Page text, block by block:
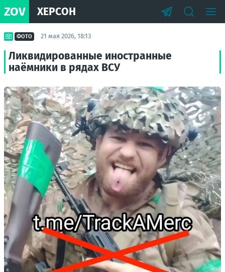
ZOV ХЕРСОН
ФОТО 21 мая 2026, 18:13
Ликвидированные иностранные
наёмники в рядах ВСУ